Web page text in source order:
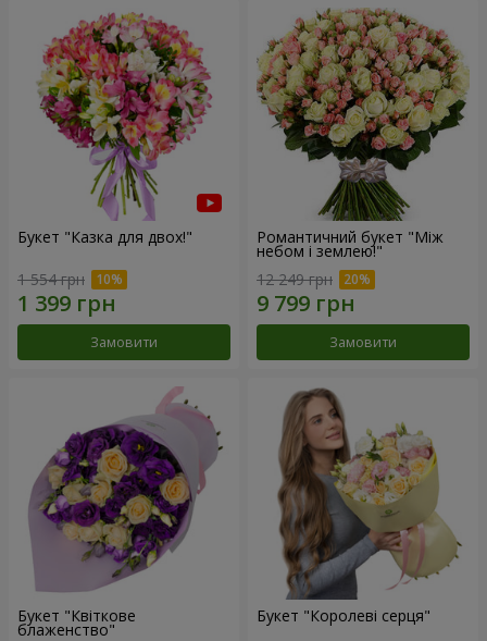
Букет "Казка для двох!"
1 554 грн
Замовити
Романтичний букет "Між
небом і землею!"
12 249 грн
Замовити
Букет "Квіткове
блаженство"
Букет "Королеві серця"